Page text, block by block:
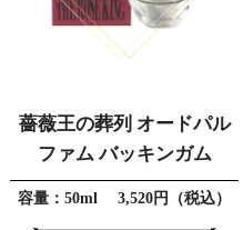
薔薇王の葬列 オードパル
ファム バッキンガム
容量：50ml 3,520円（税込）